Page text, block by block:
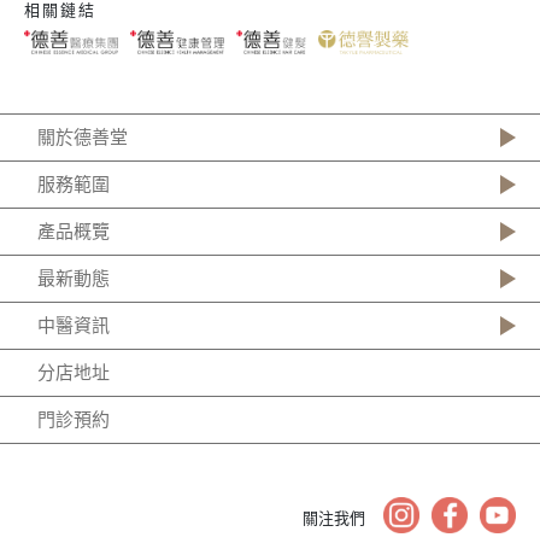
相關鏈結
關於德善堂
服務範圍
產品概覽
最新動態
中醫資訊
分店地址
門診預約
關注我們